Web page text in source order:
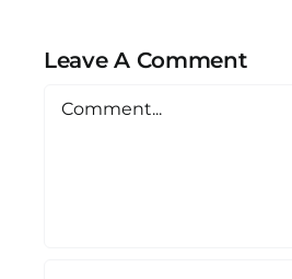
Leave A Comment
Comment